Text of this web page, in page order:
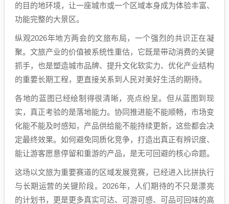
的目的地环境，让一座城市或一个区域本身成为体验丰富、
功能完整的大景区。
纵观2026年地方两会的文旅布局，一个强烈的共识正在凝
聚。文旅产业的价值被系统性重估，它既是带动消费的关键
抓手，也是塑造城市品牌、提升文化软实力、优化产业结构
的重要长期工程，更直接关系到人民对美好生活的期待。
各地的蓝图已经绘制得很清晰，亮点纷呈。但从蓝图到现
实，真正考验的是落地能力。协同推进能不能顺畅，市场变
化能不能及时感知，产品供给能不能持续更新，这些都会决
定最终效果。如何避免同质化竞争，打造出真正有辨识度、
能让游客愿意停留和重游的产品，是无可回避的核心命题。
这场以文旅为重要赛道的区域发展竞赛，已经进入比拼执行
与长期运营的关键阶段。2026年，人们期待的不只是漂亮
的计划书，更是更多真实可达、可游可感、可品可回味的高